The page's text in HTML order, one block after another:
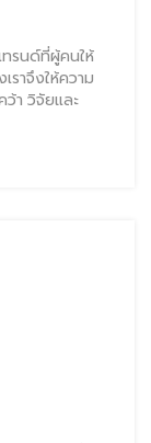
รนด์ที่ผู้คนให้
ราจึงให้ความ
า วิจัยและ